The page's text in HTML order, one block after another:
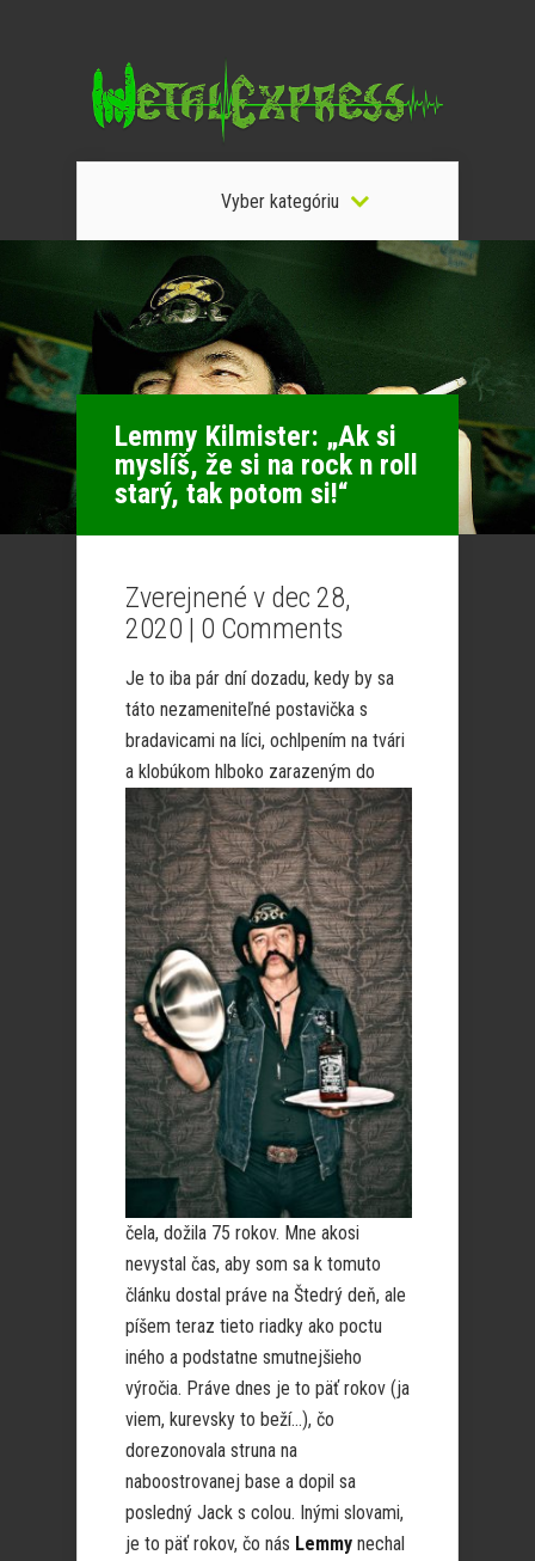
Vyber kategóriu
Lemmy Kilmister: „Ak si
myslíš, že si na rock n roll
starý, tak potom si!“
Zverejnené v dec 28,
2020 | 0 Comments
Je to iba pár dní dozadu, kedy by sa
táto nezameniteľné postavička s
bradavicami na líci, ochlpením na tvári
a klobúkom hlboko zarazeným do
čela, dožila 75 rokov. Mne akosi
nevystal čas, aby som sa k tomuto
článku dostal práve na Štedrý deň, ale
píšem teraz tieto riadky ako poctu
iného a podstatne smutnejšieho
výročia. Práve dnes je to päť rokov (ja
viem, kurevsky to beží…), čo
dorezonovala struna na
naboostrovanej base a dopil sa
posledný Jack s colou. Inými slovami,
je to päť rokov, čo nás Lemmy nechal